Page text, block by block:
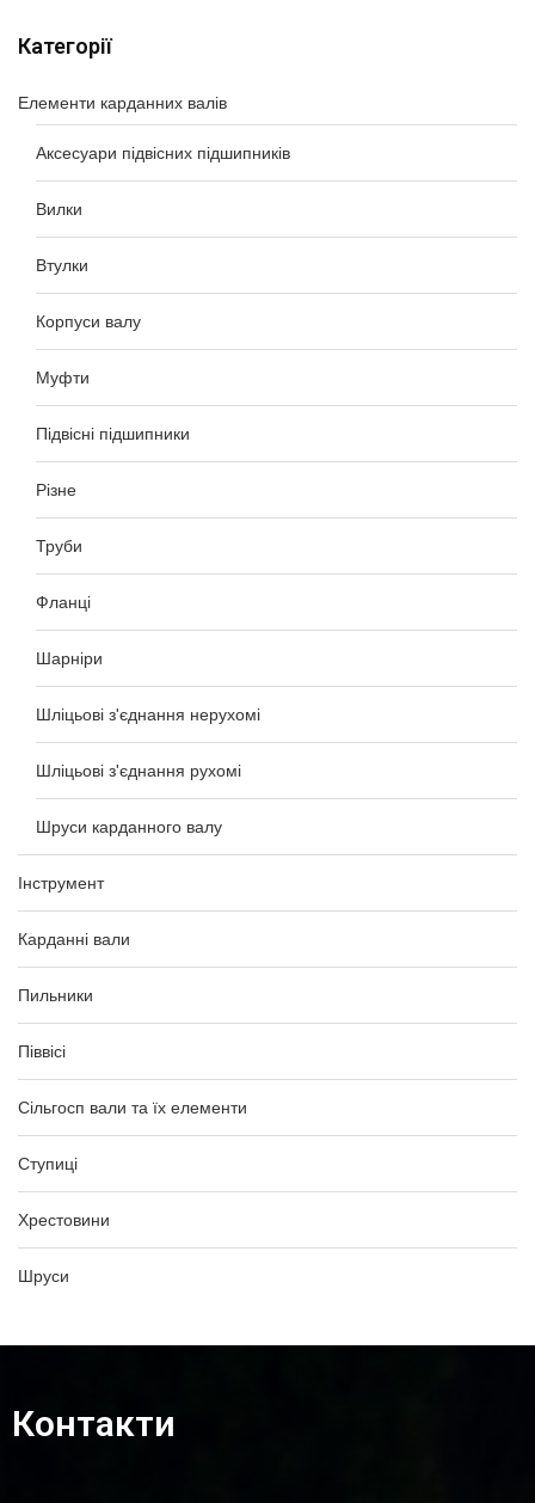
Категорії
Елементи карданних валів
Аксесуари підвісних підшипників
Вилки
Втулки
Корпуси валу
Муфти
Підвісні підшипники
Різне
Труби
Фланці
Шарніри
Шліцьові з'єднання нерухомі
Шліцьові з'єднання рухомі
Шруси карданного валу
Інструмент
Карданні вали
Пильники
Піввісі
Сільгосп вали та їх елементи
Ступиці
Хрестовини
Шруси
Контакти